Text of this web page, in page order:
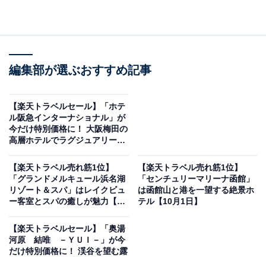
画像出典：楽天トラベル
楽天トラベルでホテルを見る
編集部が選ぶおすすめ記事
【楽天トラベルセール】「ホテ
ル阪急インターナショナル」が
今だけ特別価格に！ 大阪梅田の
高層ホテルでラグジュアリーな
【楽天トラベル売れ筋1位】
「グランドメルキュール浜名湖
リゾート＆スパ」はレイクビュ
ー客室とスパの癒しが魅力【10
【楽天トラベル売れ筋1位】
「センチュリーマリーナ函館」
は函館山と港を一望する絶景ホ
テル【10月1日】
【楽天トラベルセール】「奥湯
河原 結唯 －ＹＵＩ－」が今
だけ特別価格に！ 渓谷を望む露